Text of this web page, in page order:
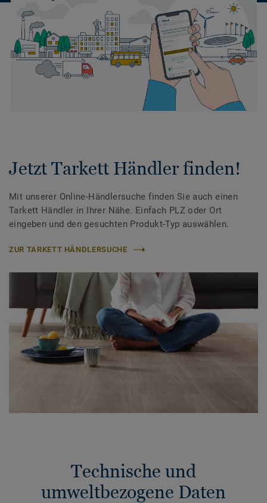
Jetzt Tarkett Händler finden!
Mit unserer Online-Händlersuche finden Sie auch einen
Tarkett Händler in Ihrer Nähe. Einfach PLZ oder Ort
eingeben und den gesuchten Produkt-Typ auswählen.
ZUR TARKETT HÄNDLERSUCHE
Technische und
umweltbezogene Daten